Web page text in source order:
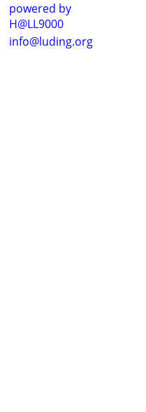
powered by
H@LL9000
info@luding.org